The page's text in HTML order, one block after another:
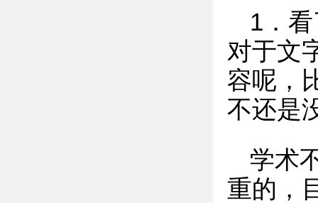
1．
对于文
容呢，
不还是
学术
重的，